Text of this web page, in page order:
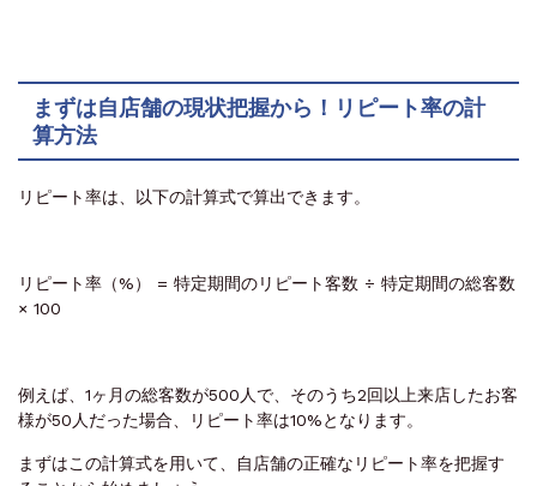
まずは自店舗の現状把握から！リピート率の計
算方法
リピート率は、以下の計算式で算出できます。
リピート率（%） = 特定期間のリピート客数 ÷ 特定期間の総客数
× 100
例えば、1ヶ月の総客数が500人で、そのうち2回以上来店したお客
様が50人だった場合、リピート率は10%となります。
まずはこの計算式を用いて、自店舗の正確なリピート率を把握す